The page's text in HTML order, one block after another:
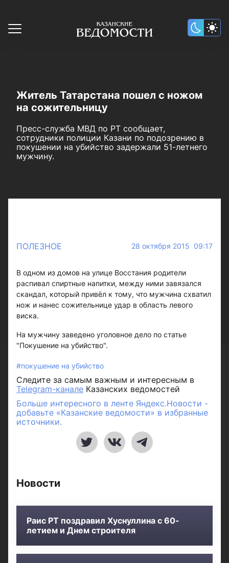
Житель Татарстана пошел с ножом
на сожительницу
Пресс-служба МВД по РТ сообщает,
сотрудники полиции Казани по подозрению в
покушении на убийство задержали 51-летнего
мужчину.
ПОЛЕЗНОЕ 28 октября 2015 09:17
В одном из домов на улице Восстания родители
распивал спиртные напитки, между ними завязался
скандал, который привёл к тому, что мужчина схватил
нож и нанес сожительнице удар в область левого
виска.
На мужчину заведено уголовное дело по статье
"Покушение на убийство".
#покушение на убийство
Следите за самым важным и интересным в
Telegram-канале Казанских ведомостей
Больше интересного в ленте Яндекс.Новости -
добавьте «Казанские ведомости» в избранные
источники.
Новости
Раис РТ поздравил Хуснуллина с 60-
летием и Днем строителя